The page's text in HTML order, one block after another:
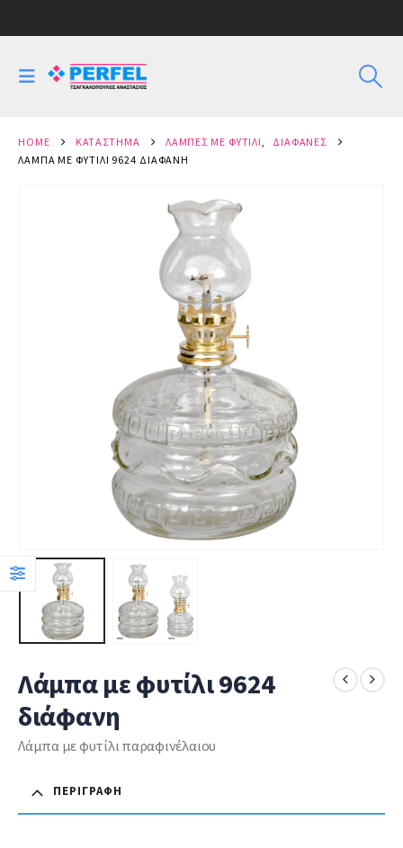
HOME ΚΑΤΆΣΤΗΜΑ ΛΆΜΠΕΣ ΜΕ ΦΥΤΊΛΙ,
ΔΙΆΦΑΝΕΣ
ΛΆΜΠΑ ΜΕ ΦΥΤΊΛΙ 9624 ΔΙΆΦΑΝΗ
Λάμπα με φυτίλι 9624
διάφανη
Λάμπα με φυτίλι παραφινέλαιου
ΠΕΡΙΓΡΑΦΉ